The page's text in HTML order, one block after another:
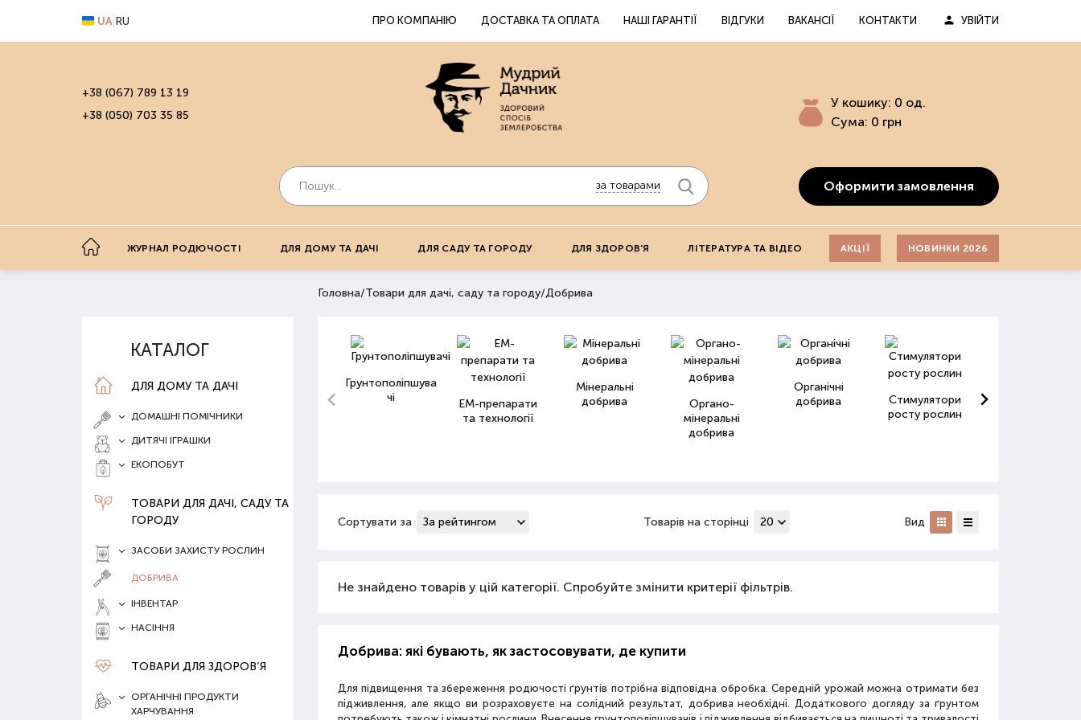
UA RU ПРО КОМПАНІЮ ДОСТАВКА ТА ОПЛАТА НАШІ ГАРАНТІЇ ВІДГУКИ ВАКАНСІЇ КОНТАКТИ УВІЙТИ
+38 (067) 789 13 19
+38 (050) 703 35 85
за товарами
У кошику: 0 од.
Сума: 0 грн
Оформити замовлення
ЖУРНАЛ РОДЮЧОСТІ ДЛЯ ДОМУ ТА ДАЧІ ДЛЯ САДУ ТА ГОРОДУ ДЛЯ ЗДОРОВ'Я ЛІТЕРАТУРА ТА ВІДЕО АКЦІЇ НОВИНКИ 2026
КАТАЛОГ
ДЛЯ ДОМУ ТА ДАЧІ
ДОМАШНІ ПОМІЧНИКИ
ДИТЯЧІ ІГРАШКИ
ЕКОПОБУТ
ТОВАРИ ДЛЯ ДАЧІ, САДУ ТА
ГОРОДУ
ЗАСОБИ ЗАХИСТУ РОСЛИН
ДОБРИВА
ІНВЕНТАР
НАСІННЯ
ТОВАРИ ДЛЯ ЗДОРОВ‘Я
ОРГАНІЧНІ ПРОДУКТИ
ХАРЧУВАННЯ
Головна/Товари для дачі, саду та городу/Добрива
Грунтополіпшува
чі
ЕМ-препарати
та технології
Мінеральні
добрива
Органо-
мінеральні
добрива
Органічні
добрива
Стимулятори
росту рослин
Сортувати за Товарів на сторінці Вид
Не знайдено товарів у цій категорії. Спробуйте змінити критерії фільтрів.
Добрива: які бувають, як застосовувати, де купити
Для підвищення та збереження родючості ґрунтів потрібна відповідна обробка. Середній урожай можна отримати без
підживлення, але якщо ви розраховуєте на солідний результат, добрива необхідні. Додаткового догляду за ґрунтом